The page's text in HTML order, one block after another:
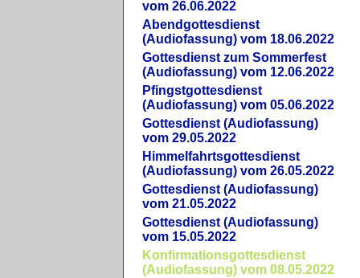
vom 26.06.2022
Abendgottesdienst
(Audiofassung) vom 18.06.2022
Gottesdienst zum Sommerfest
(Audiofassung) vom 12.06.2022
Pfingstgottesdienst
(Audiofassung) vom 05.06.2022
Gottesdienst (Audiofassung)
vom 29.05.2022
Himmelfahrtsgottesdienst
(Audiofassung) vom 26.05.2022
Gottesdienst (Audiofassung)
vom 21.05.2022
Gottesdienst (Audiofassung)
vom 15.05.2022
Konfirmationsgottesdienst
(Audiofassung) vom 08.05.2022